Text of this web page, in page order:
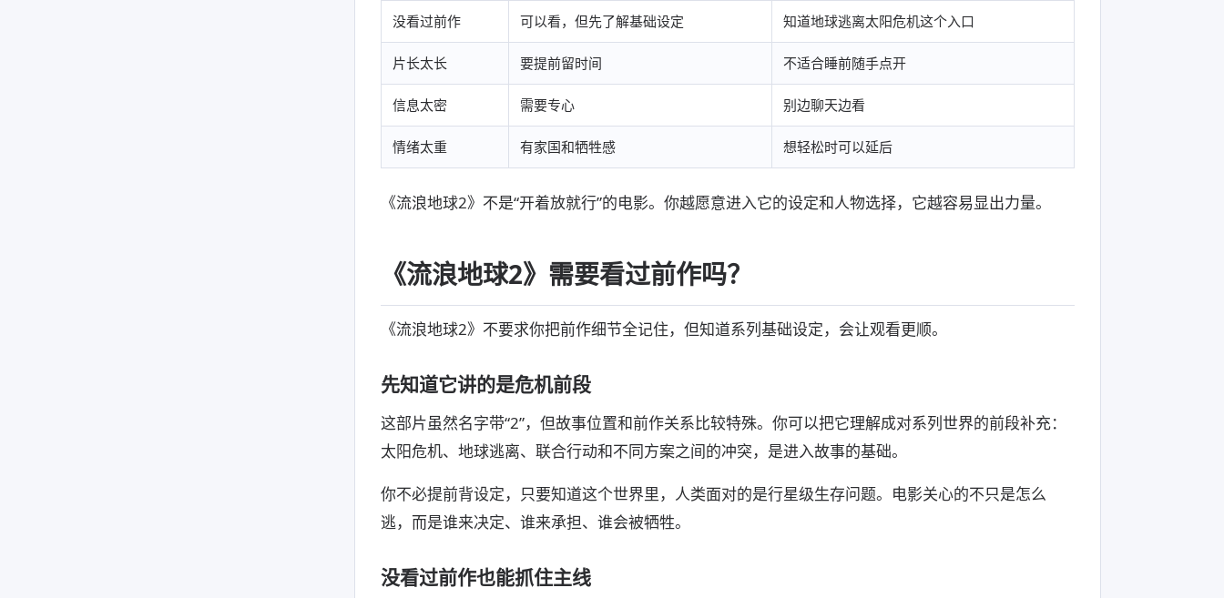
没看过前作 可以看，但先了解基础设定 知道地球逃离太阳危机这个入口
片长太长 要提前留时间 不适合睡前随手点开
信息太密 需要专心 别边聊天边看
情绪太重 有家国和牺牲感 想轻松时可以延后
《流浪地球2》不是“开着放就行”的电影。你越愿意进入它的设定和人物选择，它越容易显出力量。
《流浪地球2》需要看过前作吗？
《流浪地球2》不要求你把前作细节全记住，但知道系列基础设定，会让观看更顺。
先知道它讲的是危机前段
这部片虽然名字带“2”，但故事位置和前作关系比较特殊。你可以把它理解成对系列世界的前段补充：
太阳危机、地球逃离、联合行动和不同方案之间的冲突，是进入故事的基础。
你不必提前背设定，只要知道这个世界里，人类面对的是行星级生存问题。电影关心的不只是怎么
逃，而是谁来决定、谁来承担、谁会被牺牲。
没看过前作也能抓住主线